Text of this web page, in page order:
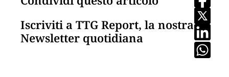
Iscriviti a TTG Report, la nostra
Newsletter quotidiana